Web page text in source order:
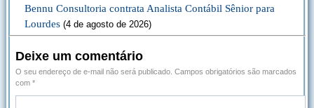
Bennu Consultoria contrata Analista Contábil Sênior para
Lourdes (4 de agosto de 2026)
Deixe um comentário
O seu endereço de e-mail não será publicado. Campos obrigatórios são marcados
com *